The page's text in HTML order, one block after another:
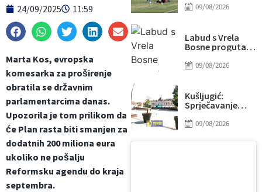
24/09/2025 11:59
Marta Kos, evropska
komesarka za proširenje
obratila se državnim
parlamentarcima danas.
Upozorila je tom prilikom da
će Plan rasta biti smanjen za
dodatnih 200 miliona eura
ukoliko ne pošalju
Reformsku agendu do kraja
septembra.
prijateljske
incidenti i
tučnjave
09/08/2026
Labud s Vrela
Bosne progutao
reakcija spasila
09/08/2026
Kušljugić:
Sprječavanje
pregrijavanja
očuvanje
09/08/2026